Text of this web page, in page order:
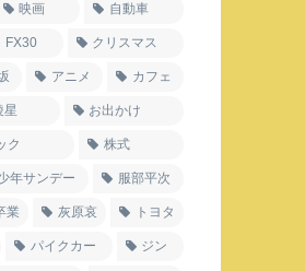
映画 自動車
FX30 クリスマス
アニメ カフェ
星 お出かけ
ク 株式
年サンデー 服部平次
業 灰原哀 トヨタ
パイクカー ジン